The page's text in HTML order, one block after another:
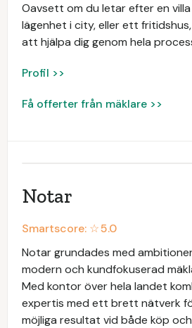
Oavsett om du letar efter en
lägenhet i city, eller ett
att hjälpa dig genom hela
Profil >>
Få offerter från mäklare >>
Notar
Smartscore: ☆5.0
Notar grundades med
modern och kundfokuserad
Med kontor över hela landet
expertis med ett brett nätverk
möjliga resultat vid både köp